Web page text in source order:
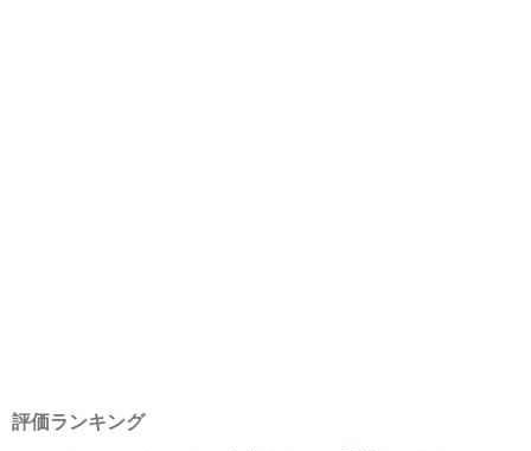
評価ランキング